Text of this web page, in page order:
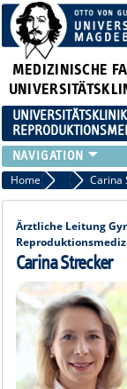
MEDIZINISCHE
KLINIK
SPRECHSTUNDEN
TEAM
LEHRE
FORTBILDUNGEN
NEWS
Home ÄrztlicheCarina
Ärztliche Leitung
Carina Strecker